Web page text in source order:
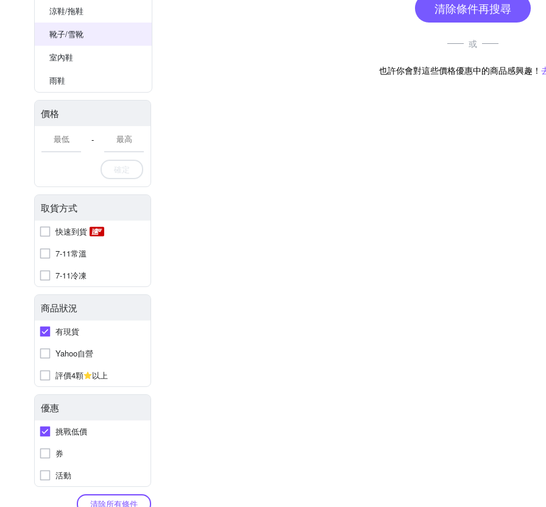
涼鞋/拖鞋
靴子/雪靴
室內鞋
雨鞋
價格
-
確定
取貨方式
快速到貨
7-11常溫
7-11冷凍
商品狀況
有現貨
Yahoo自營
評價4顆
以上
優惠
挑戰低價
券
活動
清除所有條件
清除條件再搜尋
或
也許你會對這些價格優惠中的商品感興趣！